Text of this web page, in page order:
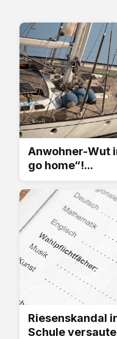
Anwohner-Wut
go home“!...
Riesenskandal
Schule